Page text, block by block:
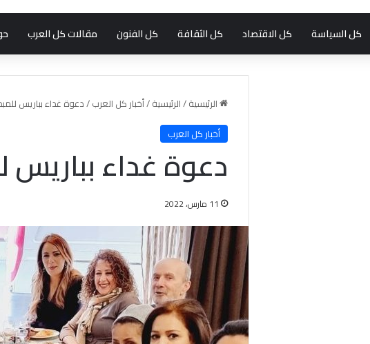
كل السياسة كل الاقتصاد كل الثقافة كل الفنون مقالات كل العرب
الرئيسية/الرئيسية/أخبار كل العرب/دعوة غداء بباريس
أخبار كل العرب
دعوة غداء بباريس
11 مارس، 2022